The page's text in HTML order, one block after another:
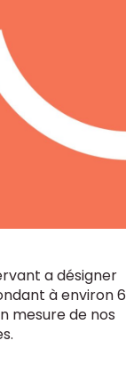
a désigner
à environ 6
mesure de nos